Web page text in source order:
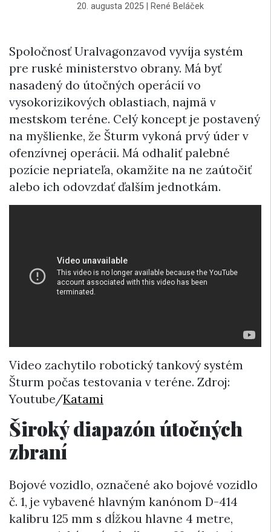
20. augusta 2025| René Beláček
Spoločnosť Uralvagonzavod vyvíja systém
pre ruské ministerstvo obrany. Má byť
nasadený do útočných operácií vo
vysokorizikových oblastiach, najmä v
mestskom teréne. Celý koncept je postavený
na myšlienke, že Šturm vykoná prvý úder v
ofenzívnej operácii. Má odhaliť palebné
pozície nepriateľa, okamžite na ne zaútočiť
alebo ich odovzdať ďalším jednotkám.
Video zachytilo robotický tankový systém
Šturm počas testovania v teréne. Zdroj:
Youtube/Katami
Široký diapazón útočných
zbraní
Bojové vozidlo, označené ako bojové vozidlo
č. 1, je vybavené hlavným kanónom D-414
kalibru 125 mm s dĺžkou hlavne 4 metre,